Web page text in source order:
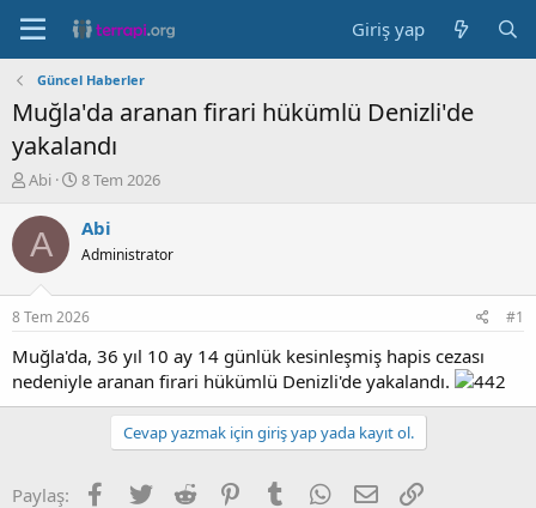
Giriş yap
Güncel Haberler
Muğla'da aranan firari hükümlü Denizli'de
yakalandı
K
n
b
u
u
b
a
l
Abi
B
ş
a
g
ı
ç
t
a
8 Tem 2026
A Abi
Administrator
8 Tem 2026 #1
Muğla'da, 36 yıl 10 ay 14 günlük kesinleşmiş hapis cezası
nedeniyle aranan firari hükümlü Denizli'de yakalandı.
Cevap yazmak için giriş yap yada kayıt ol.
Paylaş: Facebook
Twitter Reddit PinterestTumblr WhatsApp
E-posta